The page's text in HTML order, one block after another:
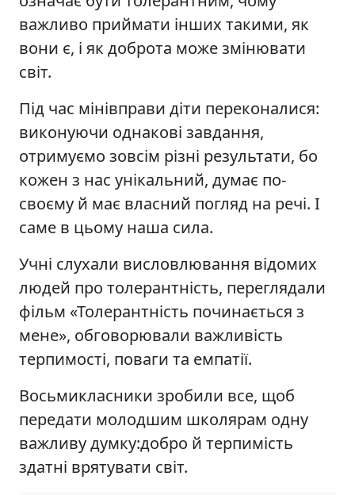
важливо приймати інших такими, як
вони є, і як доброта може змінювати
світ.
Під час мінівправи діти переконалися:
виконуючи однакові завдання,
отримуємо зовсім різні результати, бо
кожен з нас унікальний, думає по-
своєму й має власний погляд на речі. І
саме в цьому наша сила.
Учні слухали висловлювання відомих
людей про толерантність, переглядали
фільм «Толерантність починається з
мене», обговорювали важливість
терпимості, поваги та емпатії.
Восьмикласники зробили все, щоб
передати молодшим школярам одну
важливу думку:добро й терпимість
здатні врятувати світ.